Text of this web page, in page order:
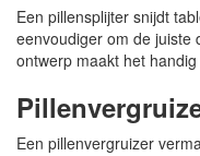
Een pillensplijter snijdt
eenvoudiger om de juiste
ontwerp maakt het
Een pillenvergruizer